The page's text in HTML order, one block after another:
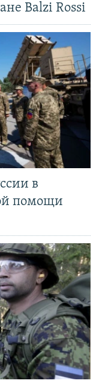
Balzi Rossi
в
помощи